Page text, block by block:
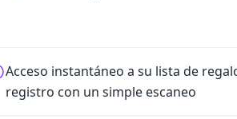
Acceso instantáneo a su lista de
registro con un simple escaneo